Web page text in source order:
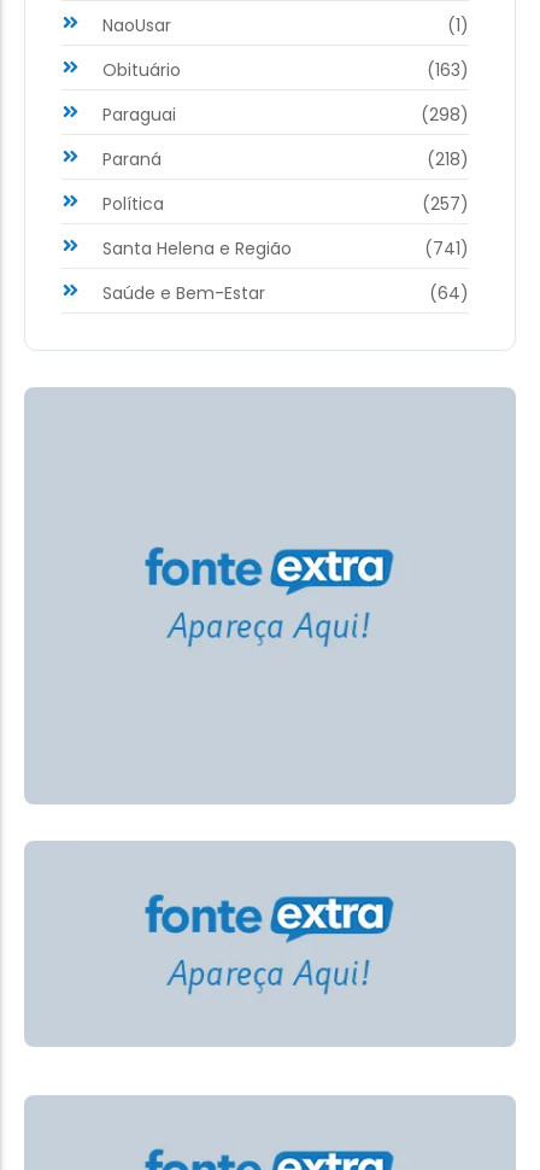
NaoUsar
(1)
Obituário
(163)
Paraguai
(298)
Paraná
(218)
Política
(257)
Santa Helena e Região
(741)
Saúde e Bem-Estar
(64)